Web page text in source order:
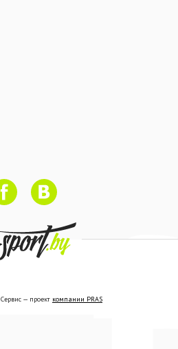
Сервис — проект компании PRAS